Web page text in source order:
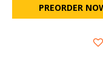
PREORDER